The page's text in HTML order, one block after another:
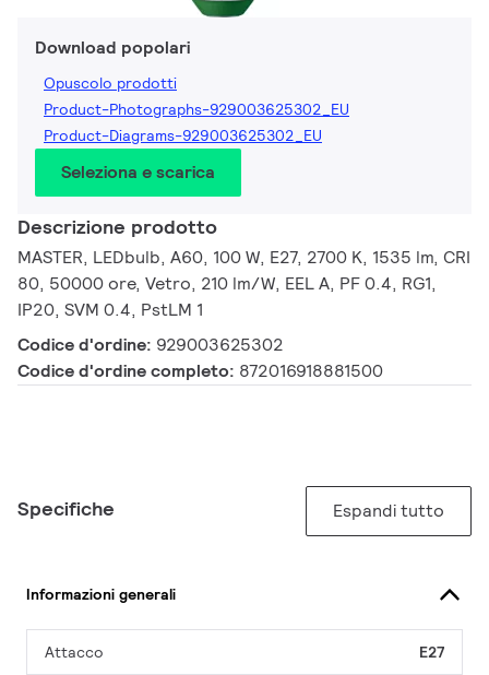
Download popolari
Opuscolo prodotti
Product-Photographs-929003625302_EU
Product-Diagrams-929003625302_EU
Seleziona e scarica
Descrizione prodotto
MASTER, LEDbulb, A60, 100 W, E27, 2700 K, 1535 lm, CRI
80, 50000 ore, Vetro, 210 lm/W, EEL A, PF 0.4, RG1,
IP20, SVM 0.4, PstLM 1
Codice d'ordine: 929003625302
Codice d'ordine completo: 872016918881500
Specifiche Espandi tutto
Informazioni generali
Attacco E27